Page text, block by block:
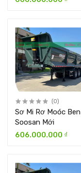
(0)
Sơ Mi Rơ Moóc Ben
Soosan Mới
606.000.000 ₫